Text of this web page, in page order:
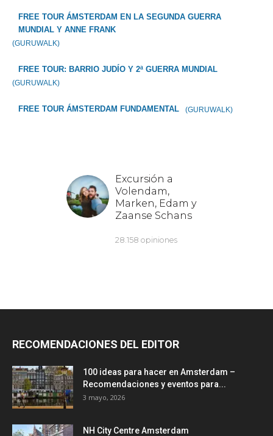
FREE TOUR ÁMSTERDAM EN LA SEGUNDA GUERRA
MUNDIAL Y ANNE FRANK
(GURUWALK)
FREE TOUR: BARRIO JUDÍO Y 2ª GUERRA MUNDIAL
(GURUWALK)
FREE TOUR ÁMSTERDAM FUNDAMENTAL (GURUWALK)
RECOMENDACIONES DEL EDITOR
100 ideas para hacer en Amsterdam –
Recomendaciones y eventos para...
3 mayo, 2026
NH City Centre Amsterdam